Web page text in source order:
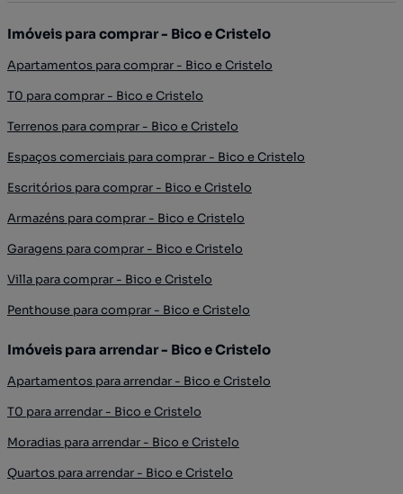
Imóveis para comprar - Bico e Cristelo
Apartamentos para comprar - Bico e Cristelo
T0 para comprar - Bico e Cristelo
Terrenos para comprar - Bico e Cristelo
Espaços comerciais para comprar - Bico e Cristelo
Escritórios para comprar - Bico e Cristelo
Armazéns para comprar - Bico e Cristelo
Garagens para comprar - Bico e Cristelo
Villa para comprar - Bico e Cristelo
Penthouse para comprar - Bico e Cristelo
Imóveis para arrendar - Bico e Cristelo
Apartamentos para arrendar - Bico e Cristelo
T0 para arrendar - Bico e Cristelo
Moradias para arrendar - Bico e Cristelo
Quartos para arrendar - Bico e Cristelo